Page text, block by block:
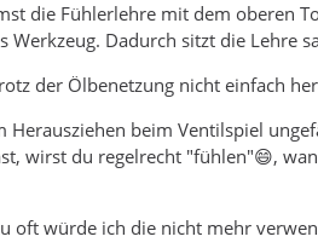
die Fühlerlehre mit dem oberen
Dadurch sitzt die Lehre
der Ölbenetzung nicht einfach
Herausziehen beim Ventilspiel
wirst du regelrecht "fühlen"😄,
oft würde ich die nicht mehr